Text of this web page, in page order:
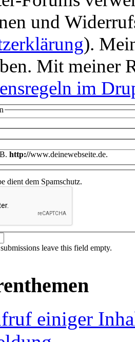
und
).
Mit meiner
im
http://www.deinewebseite.de.
dient dem Spamschutz.
leave this field empty.
einiger